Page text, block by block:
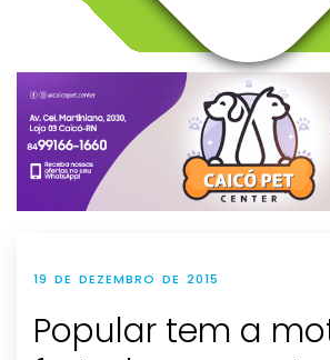
19 DE DEZEMBRO DE 2015
Popular tem a